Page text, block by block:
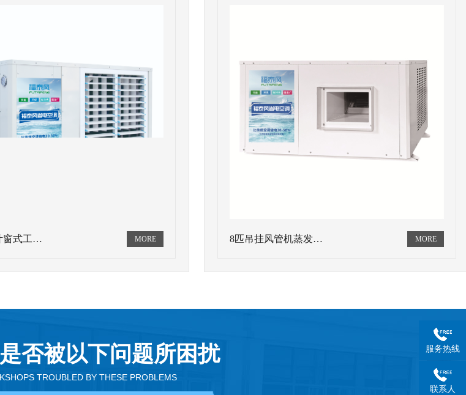
窗式工… 8匹吊挂风管机蒸发…
否被以下问题所困扰
TROUBLED BY THESE PROBLEMS
服务热线
联系人